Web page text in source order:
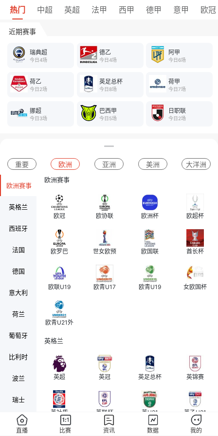
热门 中超 英超 法甲 西甲 德甲 意甲 欧冠
近期赛事
瑞典超
今日4场
德乙
今日4场
阿甲
今日6场
荷乙
今日2场
英足总杯
今日8场
荷甲
今日7场
挪超
今日3场
巴西甲
今日5场
日职联
今日2场
重要 欧洲 亚洲 美洲 大洋洲
欧洲赛事
英格兰
西班牙
法国
德国
意大利
荷兰
葡萄牙
比利时
波兰
瑞士
奥地利
欧洲赛事
欧冠 欧协联 欧洲杯 欧超杯
欧罗巴 世女欧预 欧国联 酋长杯
欧联U19 欧青U17 欧青U19 女欧国杯
欧青U21外
英格兰
英超 英冠 英足总杯 英锦赛
英社盾 英联杯 英U21 英乙U21
直播 比赛 资讯 数据 我的